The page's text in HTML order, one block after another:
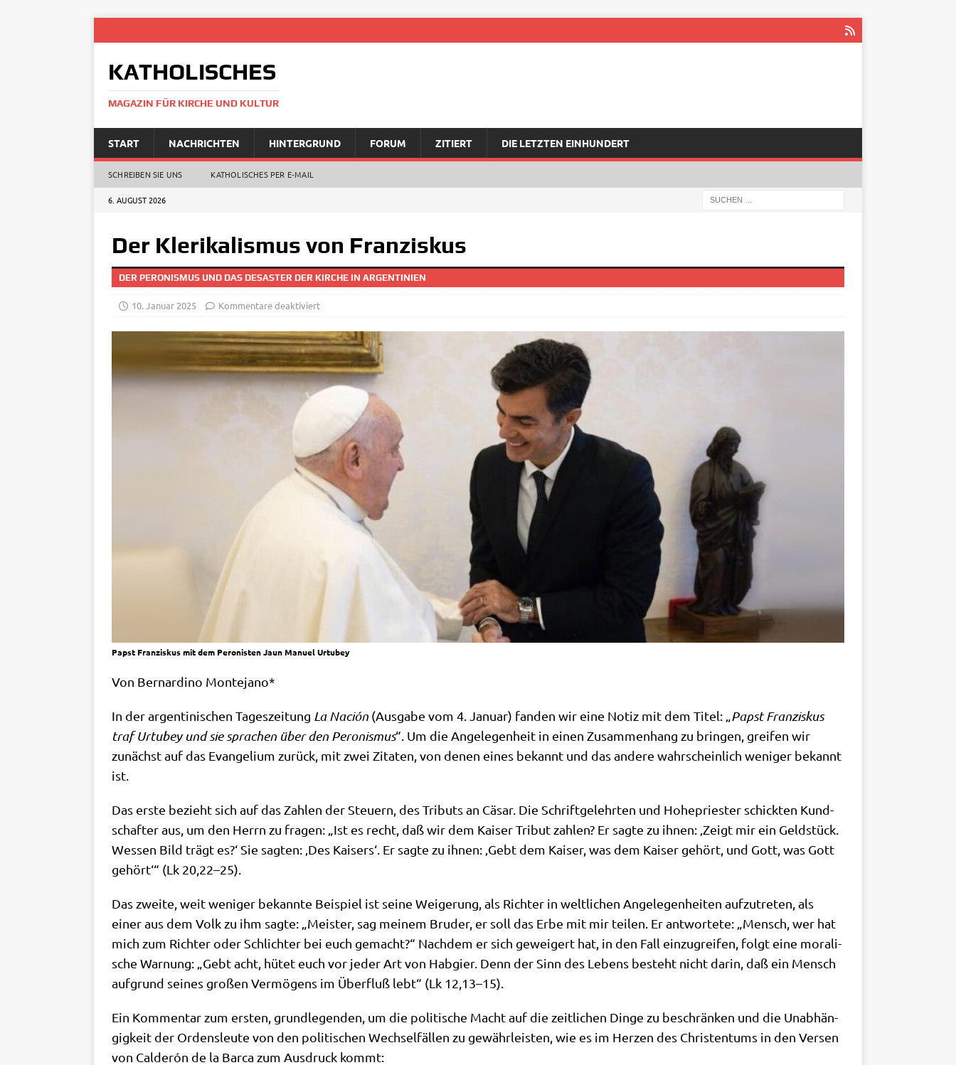
KATHOLISCHES
MAGAZIN FÜR KIRCHE UND KULTUR
START NACHRICHTEN HINTERGRUND FORUM ZITIERT DIE LETZTEN EINHUNDERT
SCHREIBEN SIE UNS KATHOLISCHES PER E‑MAIL
6. AUGUST 2026
Der Klerikalismus von Franziskus
DER PERONISMUS UND DAS DESASTER DER KIRCHE IN ARGENTINIEN
10. Januar 2025 Kommentare deaktiviert
Papst Franziskus mit dem Peronisten Jaun Manuel Urtubey
Von Ber­nar­di­no Montejano*
In der argen­ti­ni­schen Tages­zei­tung La Nación (Aus­ga­be vom 4. Janu­ar) fan­den wir eine Notiz mit dem Titel: „ Papst Fran­zis­kus
traf Urtu­bey und sie spra­chen über den Pero­nis­mus“. Um die Ange­le­gen­heit in einen Zusam­men­hang zu brin­gen, grei­fen wir
zunächst auf das Evan­ge­li­um zurück, mit zwei Zita­ten, von denen eines bekannt und das ande­re wahr­schein­lich weni­ger bekannt
ist.
Das erste bezieht sich auf das Zah­len der Steu­ern, des Tri­buts an Cäsar. Die Schrift­ge­lehr­ten und Hohe­prie­ster schick­ten Kund­
schaf­ter aus, um den Herrn zu fra­gen: „Ist es recht, daß wir dem Kai­ser Tri­but zah­len? Er sag­te zu ihnen: ‚Zeigt mir ein Geld­stück.
Wes­sen Bild trägt es?‘ Sie sag­ten: ‚Des Kai­sers‘. Er sag­te zu ihnen: ‚Gebt dem Kai­ser, was dem Kai­ser gehört, und Gott, was Gott
gehört‘“ (Lk 20,22–25).
Das zwei­te, weit weni­ger bekann­te Bei­spiel ist sei­ne Wei­ge­rung, als Rich­ter in welt­li­chen Ange­le­gen­hei­ten auf­zu­tre­ten, als
einer aus dem Volk zu ihm sag­te: „Mei­ster, sag mei­nem Bru­der, er soll das Erbe mit mir tei­len. Er ant­wor­te­te: „Mensch, wer hat
mich zum Rich­ter oder Schlich­ter bei euch gemacht?“ Nach­dem er sich gewei­gert hat, in den Fall ein­zu­grei­fen, folgt eine mora­li­
sche War­nung: „Gebt acht, hütet euch vor jeder Art von Hab­gier. Denn der Sinn des Lebens besteht nicht dar­in, daß ein Mensch
auf­grund sei­nes gro­ßen Ver­mö­gens im Über­fluß lebt“ (Lk 12,13–15).
Ein Kom­men­tar zum ersten, grund­le­gen­den, um die poli­ti­sche Macht auf die zeit­li­chen Din­ge zu beschrän­ken und die Unab­hän­
gig­keit der Ordens­leu­te von den poli­ti­schen Wech­sel­fäl­len zu gewähr­lei­sten, wie es im Her­zen des Chri­sten­tums in den Ver­sen
von Cal­derón de la Bar­ca zum Aus­druck kommt: